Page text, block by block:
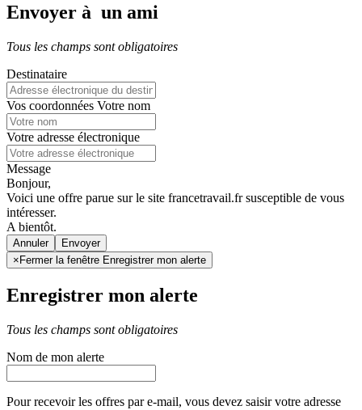
Envoyer à un ami
Tous les champs sont obligatoires
Destinataire
Vos coordonnées Votre nom
Votre adresse électronique
Message
Bonjour,
Voici une offre parue sur le site francetravail.fr susceptible de vous
intéresser.
A bientôt.
Annuler
× Fermer la fenêtre Enregistrer mon alerte
Enregistrer mon alerte
Tous les champs sont obligatoires
Nom de mon alerte
Pour recevoir les offres par e-mail, vous devez saisir votre adresse